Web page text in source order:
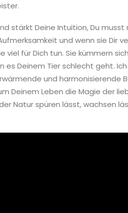
stärkt Deine Intuition, Du
und wenn sie Dir
für Dich tun. Sie kümmern
es Deinem Tier schlecht geht.
und harmonisierende
Deinem Leben die Magie der
Natur spüren lässt, wachsen